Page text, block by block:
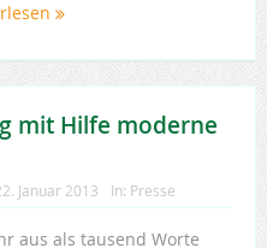
mit Hilfe moderne
Januar 2013 In: Presse
aus als tausend Worte